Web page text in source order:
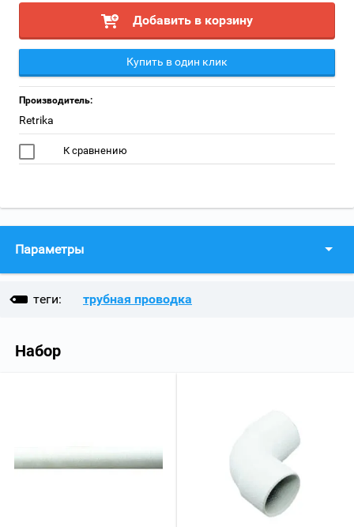
Добавить в корзину
Купить в один клик
Производитель:
Retrika
К сравнению
Параметры
теги: трубная проводка
Набор